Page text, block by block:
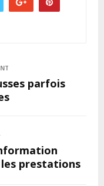
parfois
prestations